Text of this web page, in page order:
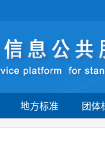
地方标准 团体